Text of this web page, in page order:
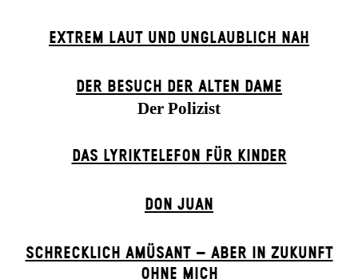
EXTREM LAUT UND UNGLAUBLICH NAH
DER BE­SUCH DER ALT­EN DA­ME
Der Polizist
DAS LYRIKTELEFON FÜR KINDER
DON JUAN
SCHRECKLICH AMÜSANT – ABER IN ZUKUNFT
OHNE MICH